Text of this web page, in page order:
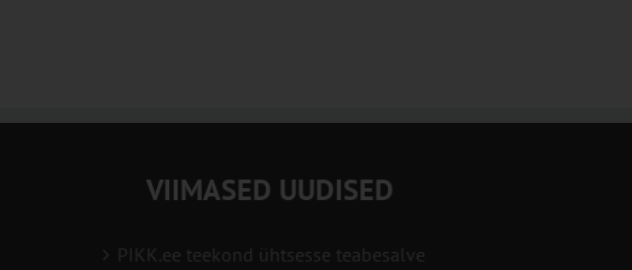
VIIMASED UUDISED
PIKK.ee teekond ühtsesse teabesalve